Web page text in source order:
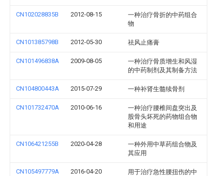
CN102028835B 2012-08-15
一种治疗骨折的中药组合
物
CN101385798B 2012-05-30 祛风止痛膏
CN101496838A 2009-08-05
一种治疗骨质增生和风湿
的中药制剂及其制备方法
CN104800443A 2015-07-29 一种补肾生髓续骨剂
CN101732470A 2010-06-16
一种治疗腰椎间盘突出及
股骨头坏死的药物组合物
和用途
CN106421255B 2020-04-28
一种外用中草药组合物及
其应用
CN105497779A 2016-04-20
用于治疗急性腰扭伤的中